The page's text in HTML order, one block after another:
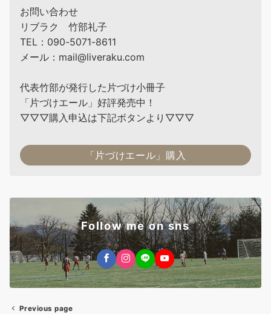
お問い合わせ
リブラク 竹部礼子
TEL：090-5071-8611
メール：mail@liveraku.com
代表竹部が発行した片づけ小冊子
「片づけエール」好評発売中！
▽▽▽購入申込は下記ボタンより▽▽▽
「片づけエール」購入
Follow me on sns
Previous page